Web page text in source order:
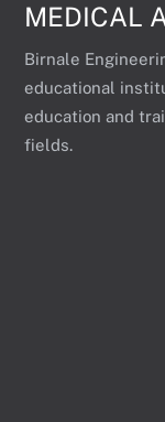
MEDICAL
Birnale
educational
education and
fields.